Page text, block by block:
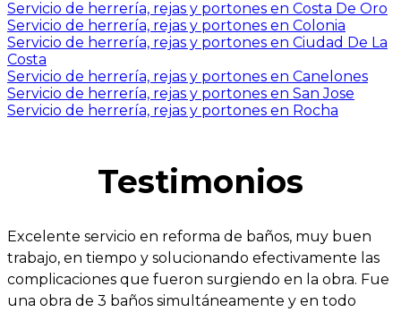
Servicio de herrería, rejas y portones en Costa De Oro
Servicio de herrería, rejas y portones en Colonia
Servicio de herrería, rejas y portones en Ciudad De La
Costa
Servicio de herrería, rejas y portones en Canelones
Servicio de herrería, rejas y portones en San Jose
Servicio de herrería, rejas y portones en Rocha
Testimonios
Excelente servicio en reforma de baños, muy buen
trabajo, en tiempo y solucionando efectivamente las
complicaciones que fueron surgiendo en la obra. Fue
una obra de 3 baños simultáneamente y en todo